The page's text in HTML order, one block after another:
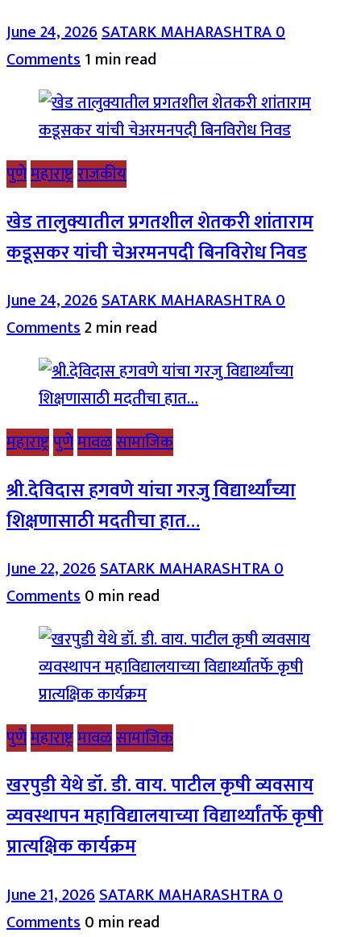
June 24, 2026SATARK MAHARASHTRA0
Comments1 min read
पुणेमहाराष्ट्रराजकीय
खेड तालुक्यातील प्रगतशील शेतकरी शांताराम
कडूसकर यांची चेअरमनपदी बिनविरोध निवड
June 24, 2026SATARK MAHARASHTRA0
Comments2 min read
महाराष्ट्रपुणेमावळसामाजिक
श्री.देविदास हगवणे यांचा गरजु विद्यार्थ्यांच्या
शिक्षणासाठी मदतीचा हात…
June 22, 2026SATARK MAHARASHTRA0
Comments0 min read
पुणेमहाराष्ट्रमावळसामाजिक
खरपुडी येथे डॉ. डी. वाय. पाटील कृषी व्यवसाय
व्यवस्थापन महाविद्यालयाच्या विद्यार्थ्यांतर्फे कृषी
प्रात्यक्षिक कार्यक्रम
June 21, 2026SATARK MAHARASHTRA0
Comments0 min read